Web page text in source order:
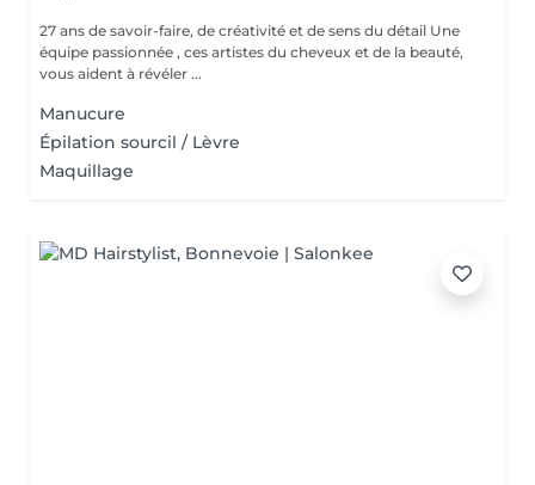
27 ans de savoir-faire, de créativité et de sens du détail Une
équipe passionnée , ces artistes du cheveux et de la beauté,
vous aident à révéler ...
Manucure
Épilation sourcil / Lèvre
Maquillage